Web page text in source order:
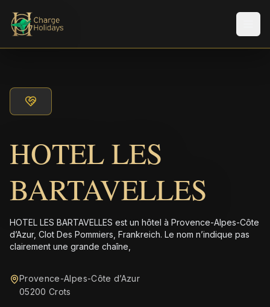
HOTEL LES
BARTAVELLES
HOTEL LES BARTAVELLES est un hôtel à Provence-Alpes-Côte
d’Azur, Clot Des Pommiers, Frankreich. Le nom n’indique pas
clairement une grande chaîne,
Provence-Alpes-Côte d’Azur
05200 Crots